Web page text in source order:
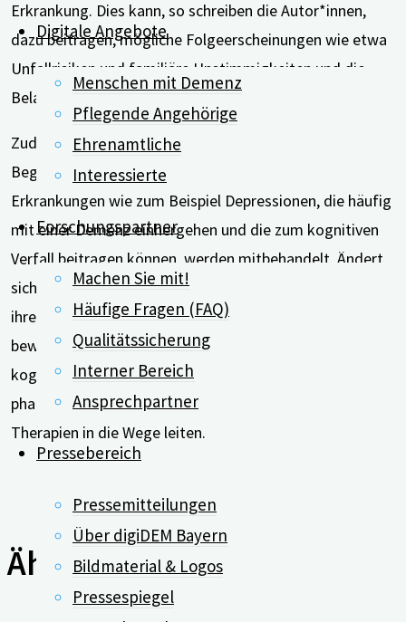
Digitale Angebote
Menschen mit Demenz
Pflegende Angehörige
Ehrenamtliche
Interessierte
Forschungspartner
Machen Sie mit!
Häufige Fragen (FAQ)
Qualitätssicherung
Interner Bereich
Ansprechpartner
Pressebereich
Pressemitteilungen
Über digiDEM Bayern
Bildmaterial & Logos
Pressespiegel
Erkrankung. Dies kann, so schreiben die Autor*innen,
dazu beitragen, mögliche Folgeerscheinungen wie etwa
Unfallrisiken und familiäre Unstimmigkeiten und die
Belastung der pflegenden Angehörigen zu mildern.
Zudem lassen sich die Möglichkeiten zur Kontrolle von
Begleiterkrankungen erweitern. Das bedeutet:
Erkrankungen wie zum Beispiel Depressionen, die häufig
mit einer Demenz einhergehen und die zum kognitiven
Verfall beitragen können, werden mitbehandelt. Ändert
sich der Lebensstil, indem Menschen mit Demenz etwa
ihren Lebensstil ändern und sich zum Beispiel mehr
bewegen und die Ernährung umstellen, kann sich der
kognitive Abbau verlangsamen. Des Weiteren lassen sich
pharmakologische und nicht-pharmakologische
Therapien in die Wege leiten.
Ähnliche Beiträge